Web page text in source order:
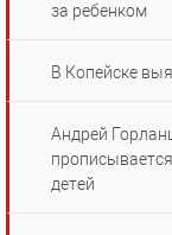
за ребенком
В Копейске
Андрей
детей